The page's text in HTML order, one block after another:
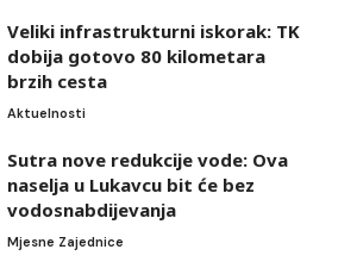
Veliki infrastrukturni iskorak: TK
dobija gotovo 80 kilometara
brzih cesta
Aktuelnosti
Sutra nove redukcije vode: Ova
naselja u Lukavcu bit će bez
vodosnabdijevanja
Mjesne Zajednice